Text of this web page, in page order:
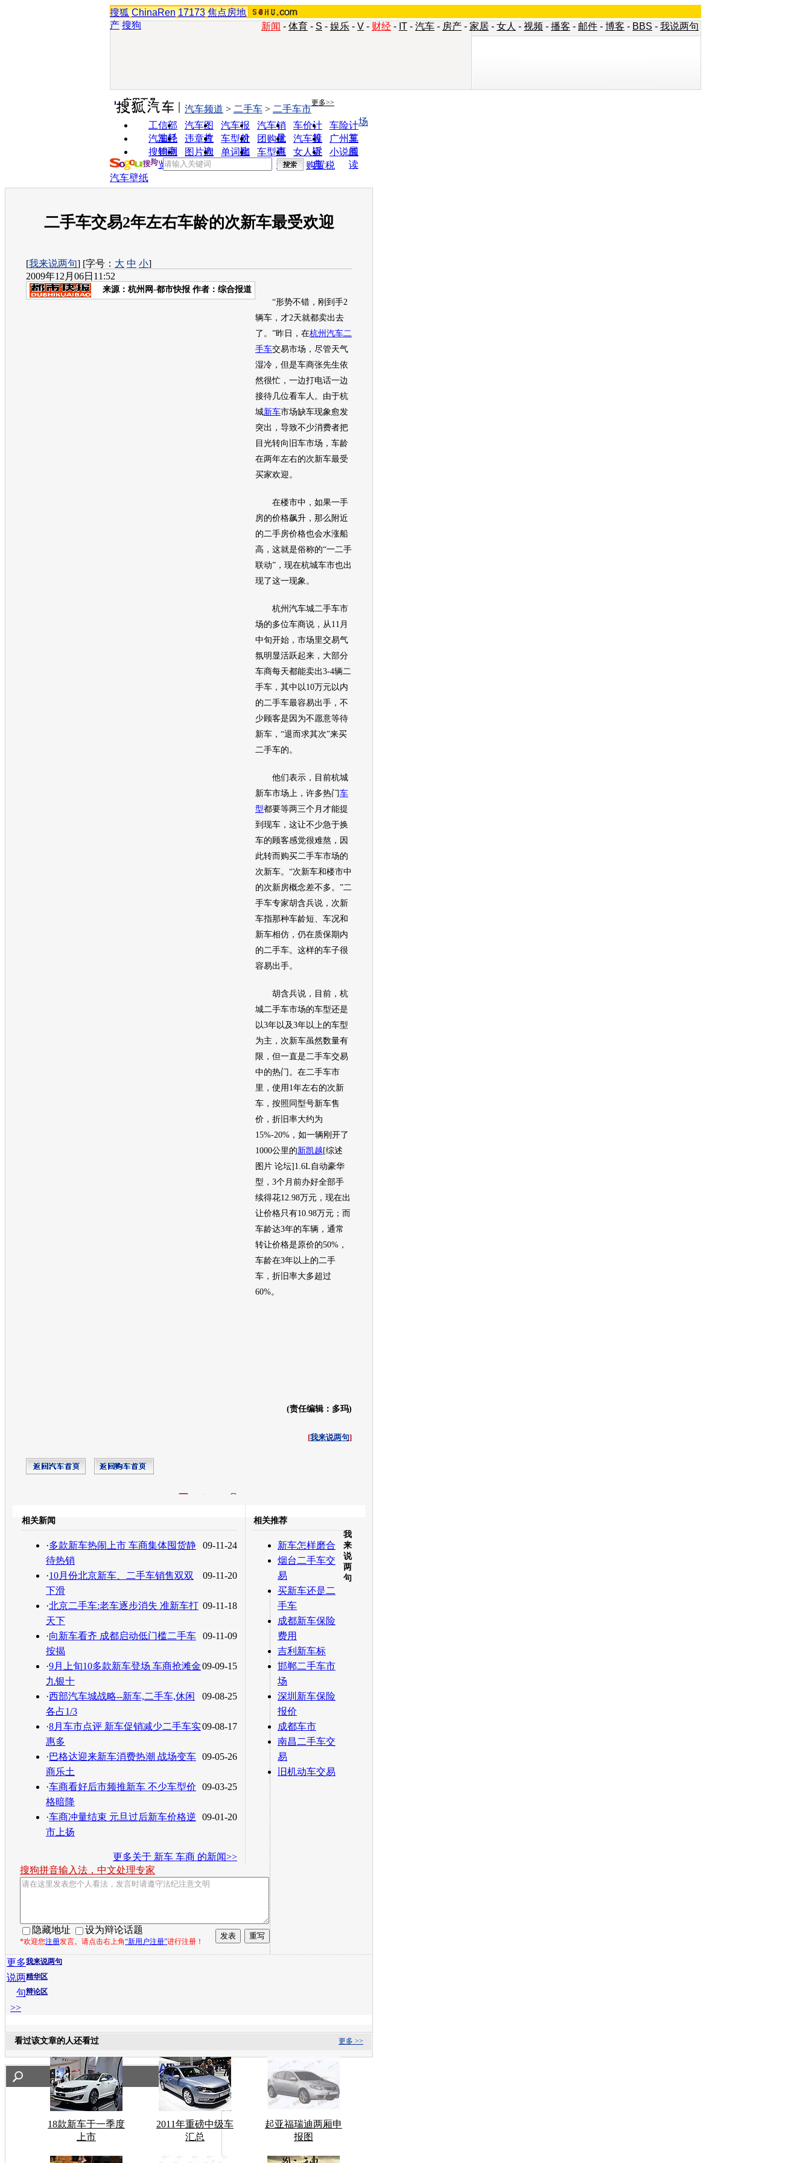
搜狐 ChinaRen 17173 焦点房地
产 搜狗 新闻 - 体育 - S - 娱乐 - V - 财经 - IT - 汽车 - 房产 - 家居 - 女人 - 视频 - 播客 - 邮件 - 博客 - BBS - 我说两句
实用工具 更多>>
工信部
油耗
汽车图
片
汽车报
价
汽车销
量
车价计
算
车险计
算
汽车经
销商
违章查
询
车型对
比
团购优
惠
汽车投
诉
广州车
展
搜狗浏
览器
图片欣
赏
单词翻
车型查
询
女人宝
典
小说阅
读
汽车频道 > 二手车 > 二手车市
场
购置税
汽车壁纸
二手车交易2年左右车龄的次新车最受欢迎
[我来说两句] [字号： 大 中 小]
2009年12月06日11:52
来源： 杭州网-都市快报 作者：综合报道
“形势不错，刚到手2
辆车，才2天就都卖出去
了。”昨日，在杭州 汽车二
手车交易市场，尽管天气
湿冷，但是车商张先生依
然很忙，一边打电话一边
接待几位看车人。由于杭
城新车市场缺车现象愈发
突出，导致不少消费者把
目光转向旧车市场，车龄
在两年左右的次新车最受
买家欢迎。
在楼市中，如果一手
房的价格飙升，那么附近
的二手房价格也会水涨船
高，这就是俗称的“一二手
联动”，现在杭城车市也出
现了这一现象。
杭州 汽车城二手车市
场的多位车商说，从11月
中旬开始，市场里交易气
氛明显活跃起来，大部分
车商每天都能卖出3-4辆 二
手车 ，其中以10万元以内
的 二手车最容易出手，不
少顾客是因为不愿意等待
新车 ，“退而求其次”来买
二手车的。
他们表示，目前杭城
新车市场上，许多热门车
型都要等两三个月才能提
到现车，这让不少急于换
车的顾客感觉很难熬，因
此转而购买二手车市场的
次新车。“次新车和楼市中
的次新房概念差不多。”二
手车专家胡含兵说，次新
车指那种车龄短、车况和
新车相仿，仍在质保期内
的 二手车。这样的车子很
容易出手。
胡含兵说，目前，杭
城二手车市场的车型还是
以3年以及3年以上的车型
为主，次新车虽然数量有
限，但一直是 二手车交易
中的热门。在二手车市
里，使用1年左右的次新
车 ，按照同型号新车售
价，折旧率大约为
15%-20%，如一辆刚开了
1000公里的新凯越 [综述
图片 论坛]1.6L自动豪华
型，3个月前办好全部手
续得花12.98万元，现在出
让价格只有10.98万元；而
车龄达3年的车辆，通常
转让价格是原价的50%，
车龄在3年以上的 二手
车 ，折旧率大多超过
60%。
(责任编辑：多玛)
[我来说两句]
转发至： 白社会 百度i贴吧
相关新闻
09-11-24
·多款新车热闹上市 车商集体囤货静
待热销
09-11-20
·10月份北京新车、二手车销售双双
下滑
09-11-18
·北京二手车:老车逐步消失 准新车打
天下
09-11-09
·向新车看齐 成都启动低门槛二手车
按揭
09-09-15
·9月上旬10多款新车登场 车商抢滩金
九银十
09-08-25
·西部汽车城战略--新车,二手车,休闲
各占1/3
09-08-17
·8月车市点评 新车促销减少二手车实
惠多
09-05-26
·巴格达迎来新车消费热潮 战场变车
商乐土
09-03-25
·车商看好后市频推新车 不少车型价
格暗降
09-01-20
·车商冲量结束 元旦过后新车价格逆
市上扬
更多关于 新车 车商 的新闻>>
相关推荐
新车怎样磨合
烟台二手车交
易
买新车还是二
手车
成都新车保险
费用
吉利新车标
邯郸二手车市
场
深圳新车保险
报价
成都车市
南昌二手车交
易
旧机动车交易
我
来
说
两
句
搜狗拼音输入法，中文处理专家
隐藏地址 设为辩论话题
*欢迎您注册发言。请点击右上角“新用户注册”进行注册！
我来说两句
精华区
辩论区
更多
说两
句
>>
更多 >>
看过该文章的人还看过
18款新车于一季度
上市
2011年重磅中级车
汇总
起亚福瑞迪两厢申
报图